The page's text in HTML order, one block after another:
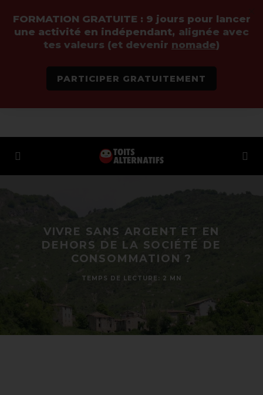
VIVRE SANS ARGENT ET EN
DEHORS DE LA SOCIÉTÉ DE
CONSOMMATION ?
TEMPS DE LECTURE: 2 MN
FORMATION GRATUITE : 9 jours pour lancer
une activité en indépendant, alignée avec
tes valeurs (et devenir nomade)
PARTICIPER GRATUITEMENT